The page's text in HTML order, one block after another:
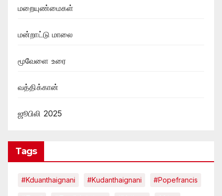
மறையுண்மைகள்
மன்றாட்டு மாலை
மூவேளை உரை
வத்திக்கான்
ஜூபிலி 2025
Tags
#kduanthaignani #kudanthaignani #popefrancis